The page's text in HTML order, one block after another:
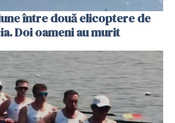
între două elicoptere de
Doi oameni au murit